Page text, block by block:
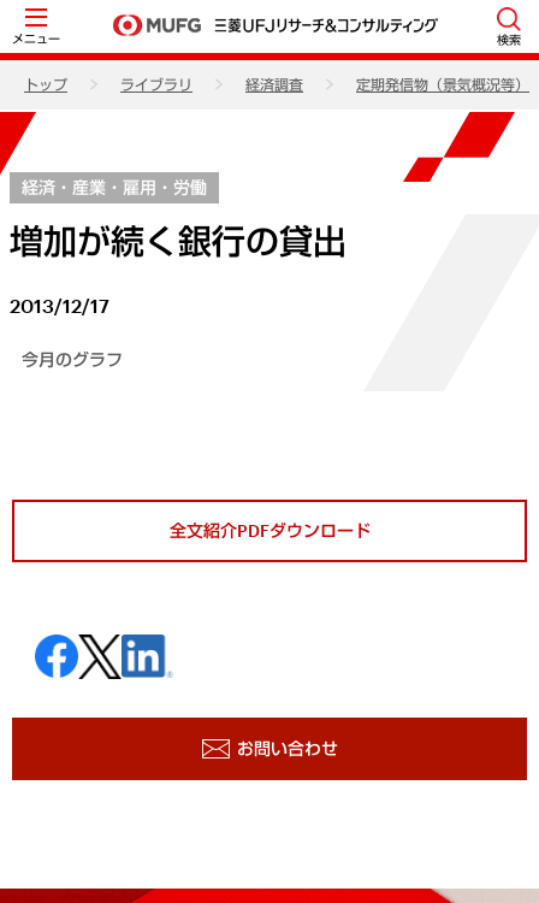
メニュー 検索
トップ ライブラリ 経済調査 定期発信物（景気概況等）
経済・産業・雇用・労働
増加が続く銀行の貸出
2013/12/17
今月のグラフ
全文紹介PDFダウンロード
お問い合わせ